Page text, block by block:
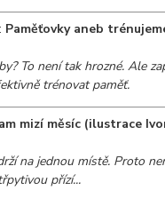
Paměťovky aneb
To není tak hrozné. Ale
trénovat paměť.
mizí měsíc (ilustrace
na jednou místě. Proto
přízí...